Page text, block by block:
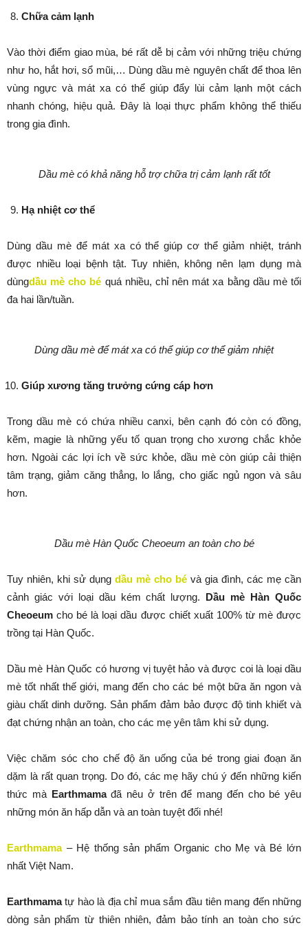
Chữa cảm lạnh
Vào thời điểm giao mùa, bé rất dễ bị cảm với những triệu chứng
như ho, hắt hơi, sổ mũi,… Dùng dầu mè nguyên chất để thoa lên
vùng ngực và mát xa có thể giúp đẩy lùi cảm lạnh một cách
nhanh chóng, hiệu quả. Đây là loại thực phẩm không thể thiếu
trong gia đình.
Dầu mè có khả năng hỗ trợ chữa trị cảm lạnh rất tốt
Hạ nhiệt cơ thể
Dùng dầu mè để mát xa có thể giúp cơ thể giảm nhiệt, tránh
được nhiều loại bệnh tật. Tuy nhiên, không nên lạm dụng mà
dùngdầu mè cho bé quá nhiều, chỉ nên mát xa bằng dầu mè tối
đa hai lần/tuần.
Dùng dầu mè để mát xa có thể giúp cơ thể giảm nhiệt
Giúp xương tăng trưởng cứng cáp hơn
Trong dầu mè có chứa nhiều canxi, bên cạnh đó còn có đồng,
kẽm, magie là những yếu tố quan trọng cho xương chắc khỏe
hơn. Ngoài các lợi ích về sức khỏe, dầu mè còn giúp cải thiện
tâm trạng, giảm căng thẳng, lo lắng, cho giấc ngủ ngon và sâu
hơn.
Dầu mè Hàn Quốc Cheoeum an toàn cho bé
Tuy nhiên, khi sử dụng dầu mè cho bé và gia đình, các mẹ cần
cảnh giác với loại dầu kém chất lượng. Dầu mè Hàn Quốc
Cheoeumcho bé là loại dầu được chiết xuất 100% từ mè được
trồng tại Hàn Quốc.
Dầu mè Hàn Quốc có hương vị tuyệt hảo và được coi là loại dầu
mè tốt nhất thế giới, mang đến cho các bé một bữa ăn ngon và
giàu chất dinh dưỡng. Sản phẩm đảm bảo được độ tinh khiết và
đạt chứng nhận an toàn, cho các mẹ yên tâm khi sử dụng.
Việc chăm sóc cho chế độ ăn uống của bé trong giai đoạn ăn
dặm là rất quan trọng. Do đó, các mẹ hãy chú ý đến những kiến
thức mà Earthmamađã nêu ở trên để mang đến cho bé yêu
những món ăn hấp dẫn và an toàn tuyệt đối nhé!
Earthmama– Hệ thống sản phẩm Organic cho Mẹ và Bé lớn
nhất Việt Nam.
Earthmamatự hào là địa chỉ mua sắm đầu tiên mang đến những
dòng sản phẩm từ thiên nhiên, đảm bảo tính an toàn cho sức